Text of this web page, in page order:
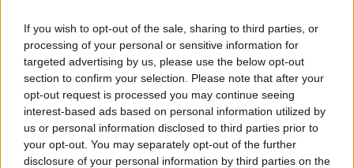
If you wish to opt-out of the sale, sharing to third parties, or
processing of your personal or sensitive information for
targeted advertising by us, please use the below opt-out
section to confirm your selection. Please note that after your
opt-out request is processed you may continue seeing
interest-based ads based on personal information utilized by
us or personal information disclosed to third parties prior to
your opt-out. You may separately opt-out of the further
disclosure of your personal information by third parties on the
PCW.pro| 2019.01.07 16:30
Jöhetnek az Alienware márkájú
hardverkomponensek
Trendi gamerlaptop lett az
Alienware m15